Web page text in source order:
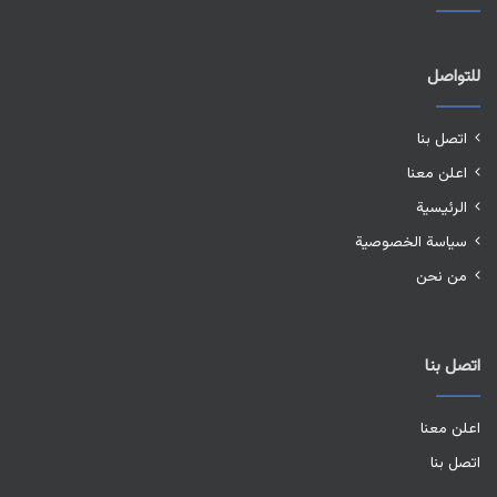
للتواصل
اتصل بنا
اعلن معنا
الرئيسية
سياسة الخصوصية
من نحن
اتصل بنا
اعلن معنا
اتصل بنا